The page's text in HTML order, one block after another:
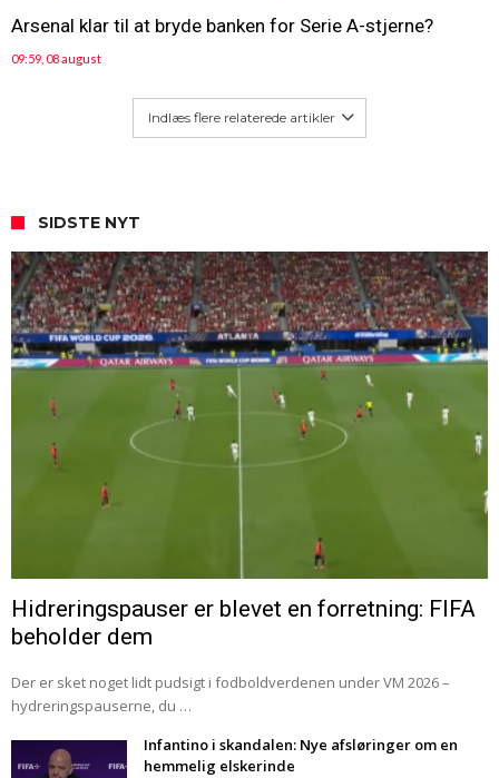
Arsenal klar til at bryde banken for Serie A-stjerne?
09:59, 08 august
Indlæs flere relaterede artikler
SIDSTE NYT
Hidreringspauser er blevet en forretning: FIFA
beholder dem
Der er sket noget lidt pudsigt i fodboldverdenen under VM 2026 –
hydreringspauserne, du …
Infantino i skandalen: Nye afsløringer om en
hemmelig elskerinde